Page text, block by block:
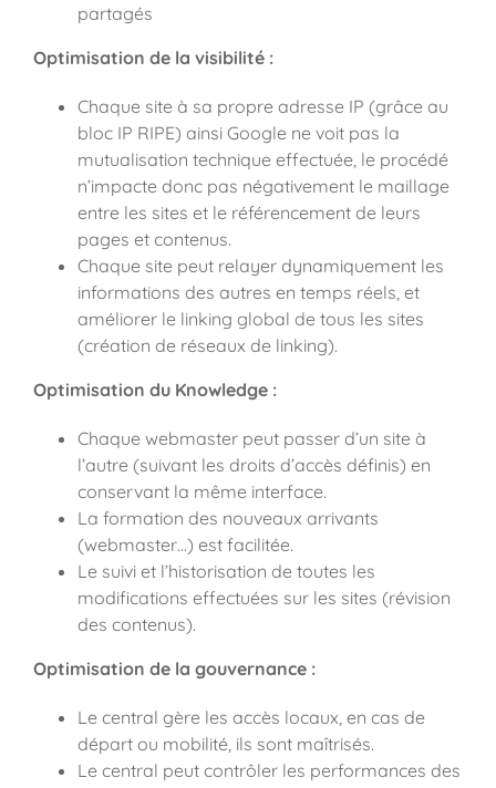
partagés
Optimisation de la visibilité :
Chaque site à sa propre adresse IP (grâce au
bloc IP RIPE) ainsi Google ne voit pas la
mutualisation technique effectuée, le procédé
n’impacte donc pas négativement le maillage
entre les sites et le référencement de leurs
pages et contenus.
Chaque site peut relayer dynamiquement les
informations des autres en temps réels, et
améliorer le linking global de tous les sites
(création de réseaux de linking).
Optimisation du Knowledge :
Chaque webmaster peut passer d’un site à
l’autre (suivant les droits d’accès définis) en
conservant la même interface.
La formation des nouveaux arrivants
(webmaster…) est facilitée.
Le suivi et l’historisation de toutes les
modifications effectuées sur les sites (révision
des contenus).
Optimisation de la gouvernance :
Le central gère les accès locaux, en cas de
départ ou mobilité, ils sont maîtrisés.
Le central peut contrôler les performances des